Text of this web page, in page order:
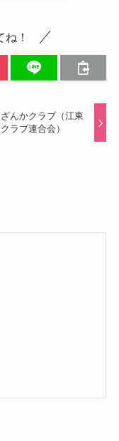
！
んかクラブ（江東
ラブ連合会）